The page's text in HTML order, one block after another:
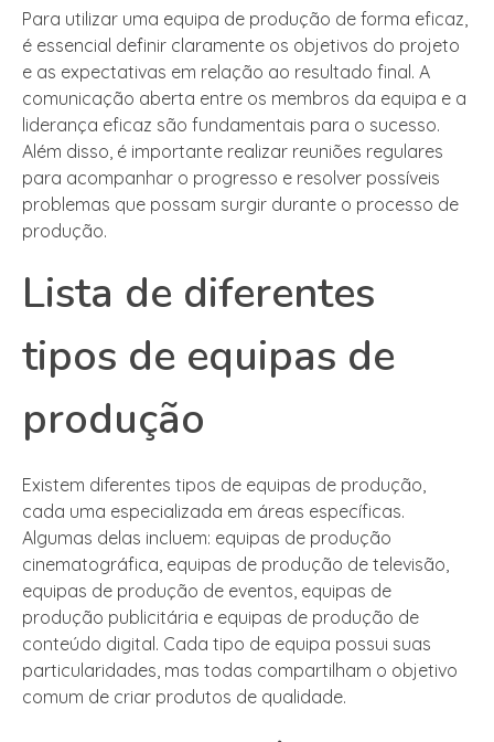
Para utilizar uma equipa de produção de forma eficaz,
é essencial definir claramente os objetivos do projeto
e as expectativas em relação ao resultado final. A
comunicação aberta entre os membros da equipa e a
liderança eficaz são fundamentais para o sucesso.
Além disso, é importante realizar reuniões regulares
para acompanhar o progresso e resolver possíveis
problemas que possam surgir durante o processo de
produção.
Lista de diferentes
tipos de equipas de
produção
Existem diferentes tipos de equipas de produção,
cada uma especializada em áreas específicas.
Algumas delas incluem: equipas de produção
cinematográfica, equipas de produção de televisão,
equipas de produção de eventos, equipas de
produção publicitária e equipas de produção de
conteúdo digital. Cada tipo de equipa possui suas
particularidades, mas todas compartilham o objetivo
comum de criar produtos de qualidade.